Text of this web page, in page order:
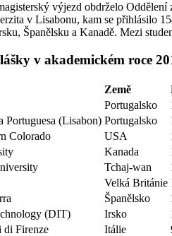
výjezd obdrželo
v Lisabonu, kam se přihlásilo
Španělsku a Kanadě. Mezi
v akademickém roce
Země
Portugalsko
Portuguesa (Lisabon) Portugalsko
Colorado
USA
Kanada
Tchaj-wan
Velká Británie
Španělsko
(DIT)
Irsko
di Firenze
Itálie